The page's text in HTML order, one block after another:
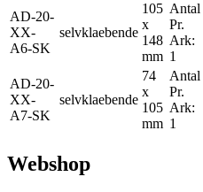
AD-20-
XX-
A6-SK
selvklaebende
105
x
148
mm
Antal
Pr.
Ark:
1
AD-20-
XX-
A7-SK
selvklaebende
74
x
105
mm
Antal
Pr.
Ark:
1
Webshop